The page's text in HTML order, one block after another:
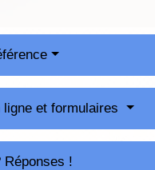
et formulaires
Réponses !